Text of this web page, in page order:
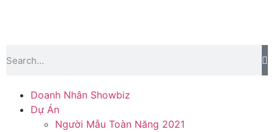
Doanh Nhân Showbiz
Dự Án
Người Mẫu Toàn Năng 2021